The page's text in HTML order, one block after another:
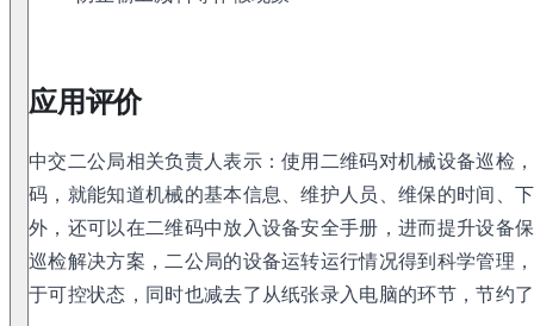
应用评价
中交二公局相关负责人表示：使用二维码对机械设备巡检
码，就能知道机械的基本信息、维护人员、维保的时间、
外，还可以在二维码中放入设备安全手册，进而提升设备
巡检解决方案，二公局的设备运转运行情况得到科学管理
于可控状态，同时也减去了从纸张录入电脑的环节，节约